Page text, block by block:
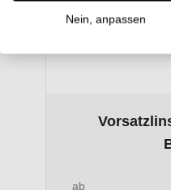
ab
Nein, anpassen